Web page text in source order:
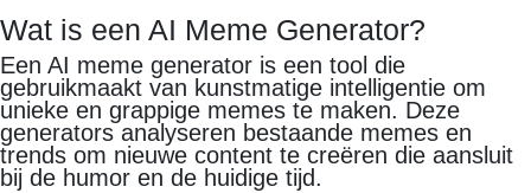
Wat is een AI Meme Generator?
Een AI meme generator is een tool die
gebruikmaakt van kunstmatige intelligentie om
unieke en grappige memes te maken. Deze
generators analyseren bestaande memes en
trends om nieuwe content te creëren die aansluit
bij de humor en de huidige tijd.